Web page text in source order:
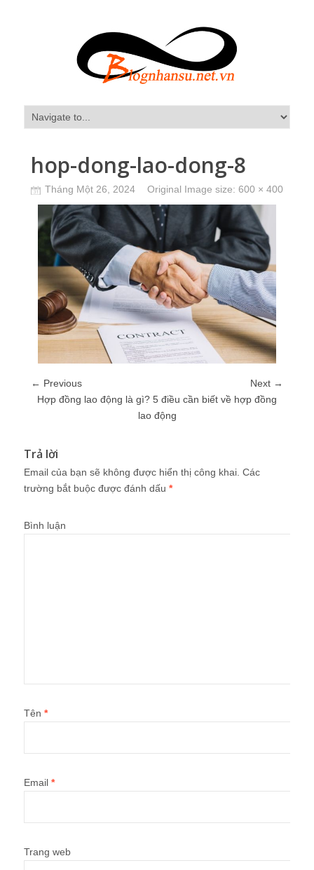
hop-dong-lao-dong-8
Tháng Một 26, 2024 Original Image size: 600 × 400
← Previous
Next →
Hợp đồng lao động là gì? 5 điều cần biết về hợp đồng
lao động
Trả lời
Email của bạn sẽ không được hiển thị công khai. Các
trường bắt buộc được đánh dấu *
Bình luận
Tên *
Email *
Trang web